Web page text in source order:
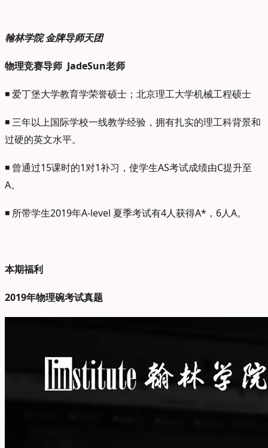
翰林学院 金牌导师天团
物理竞赛导师 JadeSun老师
◾ 爱丁堡大学教育学荣誉硕士；北京理工大学机械工程硕士
◾ 三年以上国际学校一线教学经验，拥有扎实的理工科背景和
过硬的英文水平。
◾ 曾通过15课时的1对1补习，使学生AS考试成绩由C提升至
A。
◾ 所带学生2019年A-level 夏季考试有4人获得A*，6人A。
本期福利
2019年物理碗考试真题